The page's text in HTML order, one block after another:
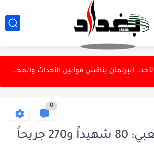
الخارجية الإيرانية ترد على تصريحات ترامب بشأن النفط
الأحد.. البرلمان يناقش قوانين الأحداث والمختارين والملاك
الداخلية: إسقاط ثلاث شبكات للاتجار بالبشر وتفكيك شبكة دولية
الزيدي يستقبل رئيس الاستخبارات السعودية
0
الحشد الشعبي: 80 شهيداً و270 جريحاً